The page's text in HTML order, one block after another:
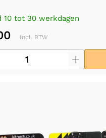
10 tot 30 werkdagen
Incl. BTW